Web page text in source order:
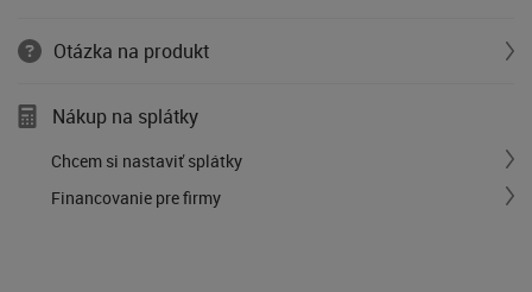
Otázka na produkt
Nákup na splátky
Chcem si nastaviť splátky
Financovanie pre firmy